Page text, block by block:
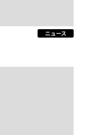
ニュース